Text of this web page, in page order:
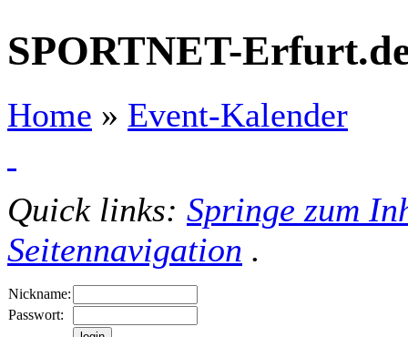
SPORTNET-
Home » Event-Kalender
Quick links: Springe zum
Seitennavigation .
Nickname:
Passwort: